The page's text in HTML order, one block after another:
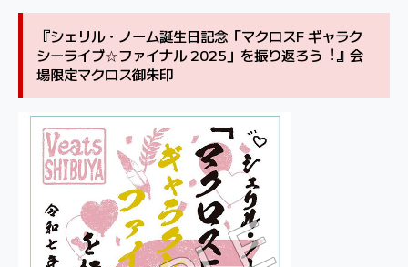
『シェリル・ノーム誕⽣⽇記念「マクロスF ギャラク
シーライブ☆ファイナル 2025」を振り返ろう︕』会
場限定マクロス御朱印